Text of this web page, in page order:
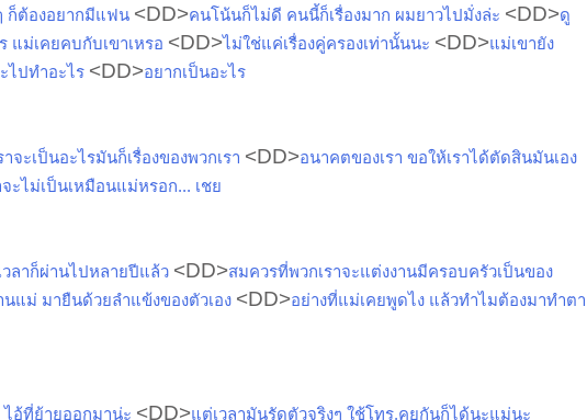
ก็ต้องอยากมีแฟน <DD>คนโน้นก็ไม่ดี คนนี้ก็เรื่องมาก ผมยาวไปมั่งล่ะ <DD>ดู
แม่เคยคบกับเขาเหรอ <DD>ไม่ใช่แค่เรื่องคู่ครองเท่านั้นนะ <DD>แม่เขายัง
ไปทำอะไร <DD>อยากเป็นอะไร
ะเป็นอะไรมันก็เรื่องของพวกเรา <DD>อนาคตของเรา ขอให้เราได้ตัดสินมันเอง
จะไม่เป็นเหมือนแม่หรอก... เชย
ลาก็ผ่านไปหลายปีแล้ว <DD>สมควรที่พวกเราจะแต่งงานมีครอบครัวเป็นของ
นแม่ มายืนด้วยลำแข้งของตัวเอง <DD>อย่างที่แม่เคยพูดไง แล้วทำไมต้องมาทำตา
อ้ที่ย้ายออกมาน่ะ <DD>แต่เวลามันรัดตัวจริงๆ ใช้โทร.คุยกันก็ได้นะแม่นะ